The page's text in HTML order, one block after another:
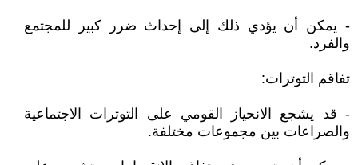
- يمكن أن يؤدي ذلك إلى إحداث ضرر كبير للمجتمع
والفرد.
تفاقم التوترات:
- قد يشجع الانحياز القومي على التوترات الاجتماعية
والصراعات بين مجموعات مختلفة.